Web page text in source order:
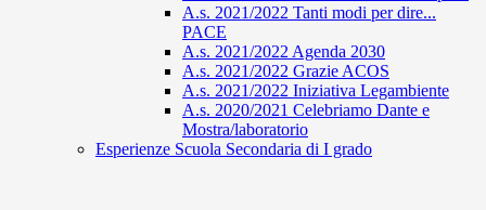
A.s. 2021/2022 Tanti modi per dire...
PACE
A.s. 2021/2022 Agenda 2030
A.s. 2021/2022 Grazie ACOS
A.s. 2021/2022 Iniziativa Legambiente
A.s. 2020/2021 Celebriamo Dante e
Mostra/laboratorio
Esperienze Scuola Secondaria di I grado